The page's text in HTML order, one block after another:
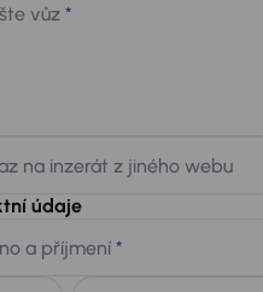
vůz *
na inzerát z jiného webu
údaje
a příjmení *